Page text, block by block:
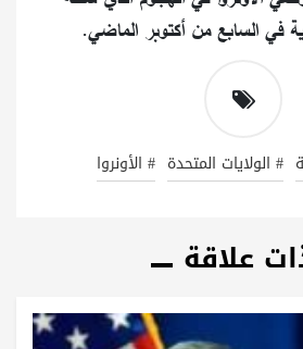
في السابع من أكتوبر الماضي.
# الولايات المتحدة # الأونروا
علاقة